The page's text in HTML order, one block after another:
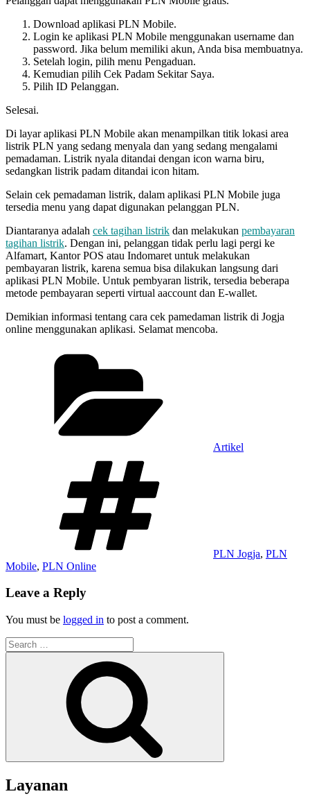
Download aplikasi PLN Mobile.
Login ke aplikasi PLN Mobile menggunakan username dan
password. Jika belum memiliki akun, Anda bisa membuatnya.
Setelah login, pilih menu Pengaduan.
Kemudian pilih Cek Padam Sekitar Saya.
Pilih ID Pelanggan.
Selesai.
Di layar aplikasi PLN Mobile akan menampilkan titik lokasi area
listrik PLN yang sedang menyala dan yang sedang mengalami
pemadaman. Listrik nyala ditandai dengan icon warna biru,
sedangkan listrik padam ditandai icon hitam.
Selain cek pemadaman listrik, dalam aplikasi PLN Mobile juga
tersedia menu yang dapat digunakan pelanggan PLN.
Diantaranya adalah cek tagihan listrik dan melakukan pembayaran
tagihan listrik. Dengan ini, pelanggan tidak perlu lagi pergi ke
Alfamart, Kantor POS atau Indomaret untuk melakukan
pembayaran listrik, karena semua bisa dilakukan langsung dari
aplikasi PLN Mobile. Untuk pembyaran listrik, tersedia beberapa
metode pembayaran seperti virtual aaccount dan E-wallet.
Demikian informasi tentang cara cek pamedaman listrik di Jogja
online menggunakan aplikasi. Selamat mencoba.
Artikel
PLN Jogja, PLN
Mobile, PLN Online
Leave a Reply
You must be logged in to post a comment.
Search
for:
Layanan